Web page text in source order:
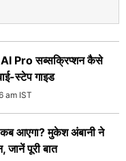
Pro सब्सक्रिप्शन कैसे
स्टेप गाइड
am IST
आएगा? मुकेश अंबानी ने
जानें पूरी बात